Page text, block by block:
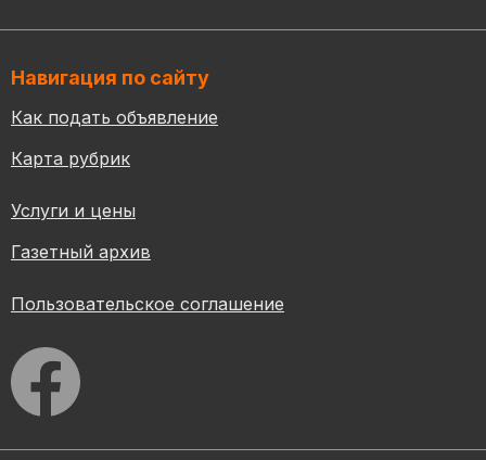
Навигация по сайту
Как подать объявление
Карта рубрик
Услуги и цены
Газетный архив
Пользовательское соглашение